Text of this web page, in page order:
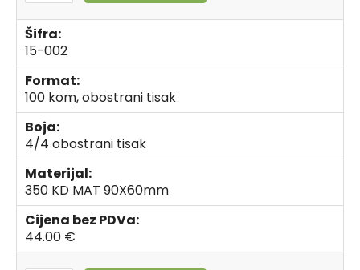
Šifra:
15-002
Format:
100 kom, obostrani tisak
Boja:
4/4 obostrani tisak
Materijal:
350 KD MAT 90X60mm
Cijena bez PDVa:
44.00 €